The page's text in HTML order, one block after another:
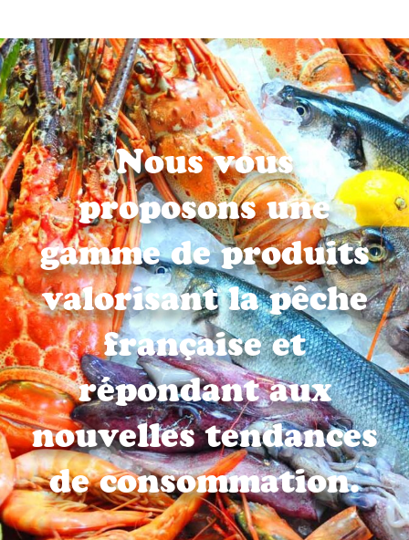
Nous vous
proposons une
gamme de produits
valorisant la pêche
française et
répondant aux
nouvelles tendances
de consommation.
Top